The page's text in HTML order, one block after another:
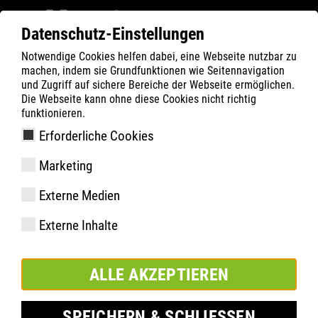
Datenschutz-Einstellungen
Notwendige Cookies helfen dabei, eine Webseite nutzbar zu
machen, indem sie Grundfunktionen wie Seitennavigation
und Zugriff auf sichere Bereiche der Webseite ermöglichen.
Die Webseite kann ohne diese Cookies nicht richtig
funktionieren.
Erforderliche Cookies
Marketing
Externe Medien
Externe Inhalte
ALLE AKZEPTIEREN
ATLAS Produkte
Filter
STATION MID